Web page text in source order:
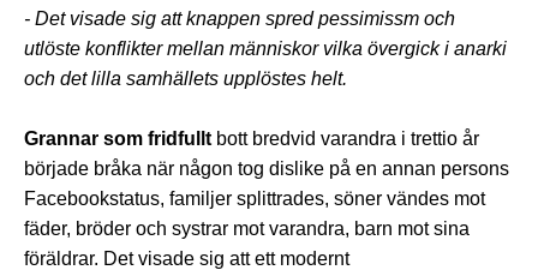
- Det visade sig att knappen spred pessimissm och
utlöste konflikter mellan människor vilka övergick i anarki
och det lilla samhällets upplöstes helt.
Grannar som fridfullt bott bredvid varandra i trettio år
började bråka när någon tog dislike på en annan persons
Facebookstatus, familjer splittrades, söner vändes mot
fäder, bröder och systrar mot varandra, barn mot sina
föräldrar. Det visade sig att ett modernt